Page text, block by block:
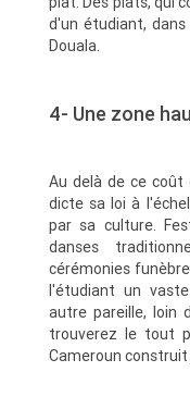
d'un étudiant,
Douala.
4- Une zone
Au delà de ce coût
dicte sa loi à
par sa culture.
danses
cérémonies
l'étudiant un
autre pareille, loin
trouverez le tout
Cameroun construit